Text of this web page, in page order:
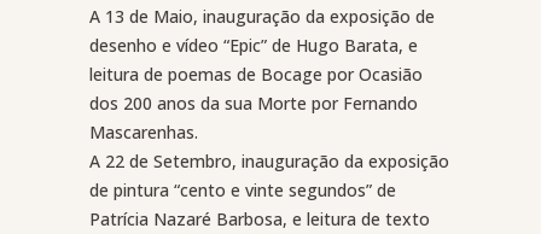
A 13 de Maio, inauguração da exposição de
desenho e vídeo “Epic” de Hugo Barata, e
leitura de poemas de Bocage por Ocasião
dos 200 anos da sua Morte por Fernando
Mascarenhas.
A 22 de Setembro, inauguração da exposição
de pintura “cento e vinte segundos” de
Patrícia Nazaré Barbosa, e leitura de texto